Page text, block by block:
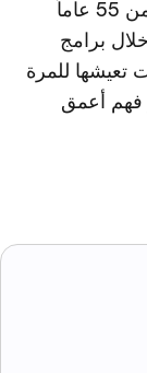
به بشكل كامل. تساعد إي أف منذ أكثر من 55 عاماً
برامج
تعيشها للمرة
فهم أعمق